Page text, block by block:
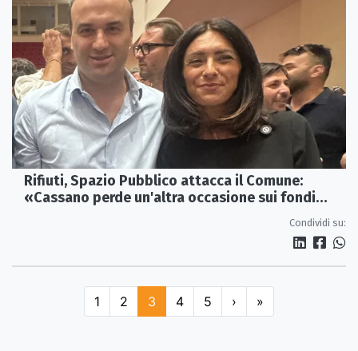
Rifiuti, Spazio Pubblico attacca il Comune:
«Cassano perde un'altra occasione sui fondi
Condividi su:
1 2 3 4 5 › »